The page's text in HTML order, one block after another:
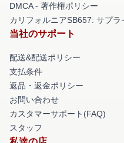
DMCA - 著作権ポリシー
カリフォルニアSB657: サプ
当社のサポート
配送&配送ポリシー
支払条件
返品・返金ポリシー
お問い合わせ
カスタマーサポート(FAQ)
スタッフ